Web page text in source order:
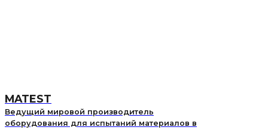
MATEST
Ведущий мировой производитель
оборудования для испытаний материалов в